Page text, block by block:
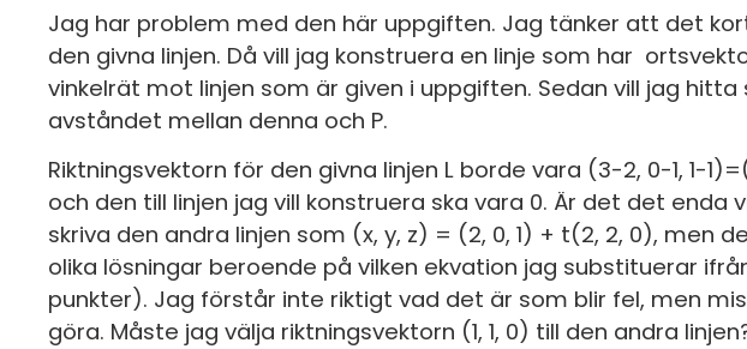
Jag har problem med den här uppgiften. Jag tänker att det
den givna linjen. Då vill jag konstruera en linje som har
vinkelrät mot linjen som är given i uppgiften. Sedan vill jag
avståndet mellan denna och P.
Riktningsvektorn för den givna linjen L borde vara (3-2, 0-1, 1-
och den till linjen jag vill konstruera ska vara 0. Är det det
skriva den andra linjen som (x, y, z) = (2, 0, 1) + t(2, 2, 0), men
olika lösningar beroende på vilken ekvation jag substituerar
punkter). Jag förstår inte riktigt vad det är som blir fel, men
göra. Måste jag välja riktningsvektorn (1, 1, 0) till den andra